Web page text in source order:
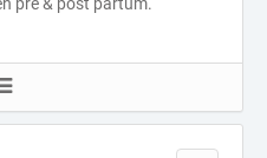
pré & post partum.